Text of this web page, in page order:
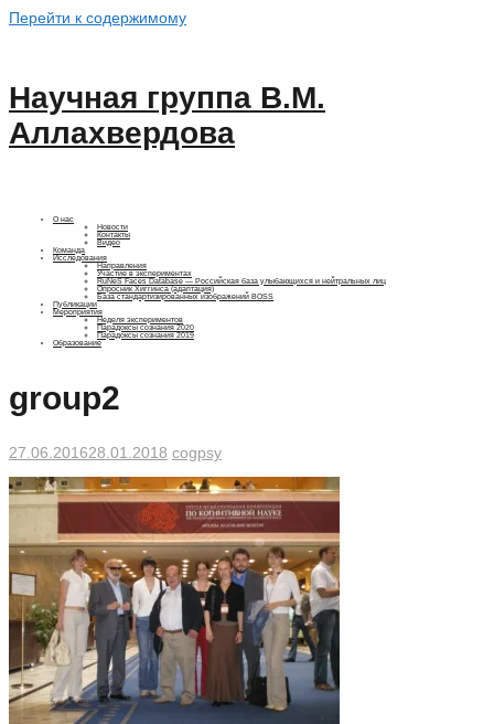
Перейти к содержимому
Научная группа В.М.
Аллахвердова
О нас
Новости
Контакты
Видео
Команда
Исследования
Направления
Участие в экспериментах
RuNeS Faces Database — Российская база улыбающихся и нейтральных лиц
Опросник Хиггинса (адаптация)
База стандартизированных изображений BOSS
Публикации
Мероприятия
Неделя экспериментов
Парадоксы сознания 2020
Парадоксы сознания 2019
Образование
group2
27.06.201628.01.2018 cogpsy